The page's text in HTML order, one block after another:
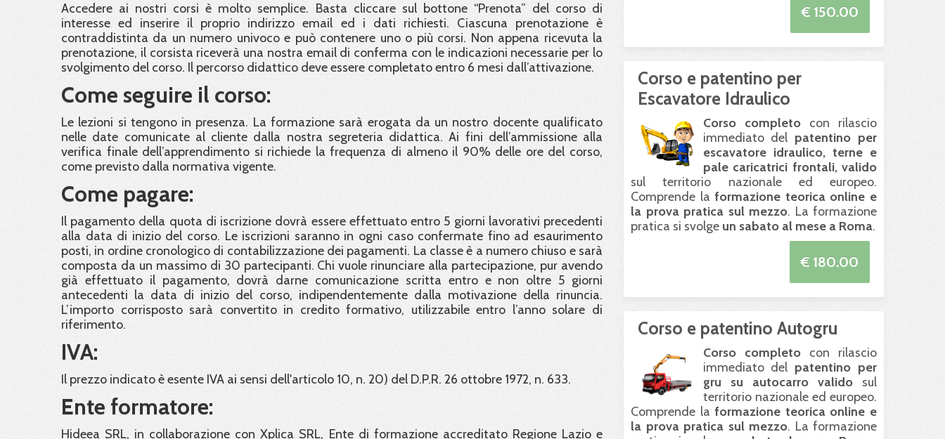
Accedere ai nostri corsi è molto semplice. Basta cliccare sul bottone “Prenota” del corso di
interesse ed inserire il proprio indirizzo email ed i dati richiesti. Ciascuna prenotazione è
contraddistinta da un numero univoco e può contenere uno o più corsi. Non appena ricevuta la
prenotazione, il corsista riceverà una nostra email di conferma con le indicazioni necessarie per lo
svolgimento del corso. Il percorso didattico deve essere completato entro 6 mesi dall’attivazione.
Come seguire il corso:
Le lezioni si tengono in presenza. La formazione sarà erogata da un nostro docente qualificato
nelle date comunicate al cliente dalla nostra segreteria didattica. Ai fini dell’ammissione alla
verifica finale dell’apprendimento si richiede la frequenza di almeno il 90% delle ore del corso,
come previsto dalla normativa vigente.
Come pagare:
Il pagamento della quota di iscrizione dovrà essere effettuato entro 5 giorni lavorativi precedenti
alla data di inizio del corso. Le iscrizioni saranno in ogni caso confermate fino ad esaurimento
posti, in ordine cronologico di contabilizzazione dei pagamenti. La classe è a numero chiuso e sarà
composta da un massimo di 30 partecipanti. Chi vuole rinunciare alla partecipazione, pur avendo
già effettuato il pagamento, dovrà darne comunicazione scritta entro e non oltre 5 giorni
antecedenti la data di inizio del corso, indipendentemente dalla motivazione della rinuncia.
L’importo corrisposto sarà convertito in credito formativo, utilizzabile entro l’anno solare di
riferimento.
IVA:
Il prezzo indicato è esente IVA ai sensi dell'articolo 10, n. 20) del D.P.R. 26 ottobre 1972, n. 633.
Ente formatore:
Hideea SRL, in collaborazione con Xplica SRL, Ente di formazione accreditato Regione Lazio e
€ 150.00
Corso e patentino per
Escavatore Idraulico
Corso completocon rilascio
immediato del patentino per
escavatore idraulico, terne e
pale caricatrici frontali, valido
sul territorio nazionale ed europeo.
Comprende laformazione teorica online e
la prova pratica sul mezzo. La formazione
pratica si svolge un sabato al mese a Roma.
€ 180.00
Corso e patentino Autogru
Corso completocon rilascio
immediato del patentino per
gru su autocarro validosul
territorio nazionale ed europeo.
Comprende laformazione teorica online e
la prova pratica sul mezzo. La formazione